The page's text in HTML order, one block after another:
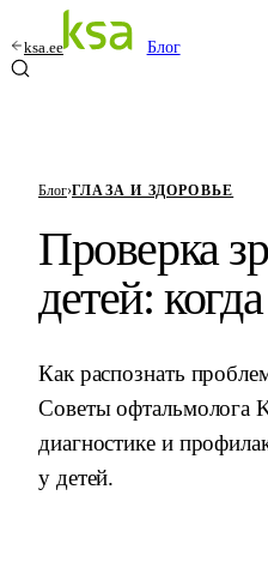
ksa.ee Блог
Блог›ГЛАЗА И ЗДОРОВЬЕ
Проверка
детей:
Как распознать
Советы офтальмолога
диагностике и
у детей.